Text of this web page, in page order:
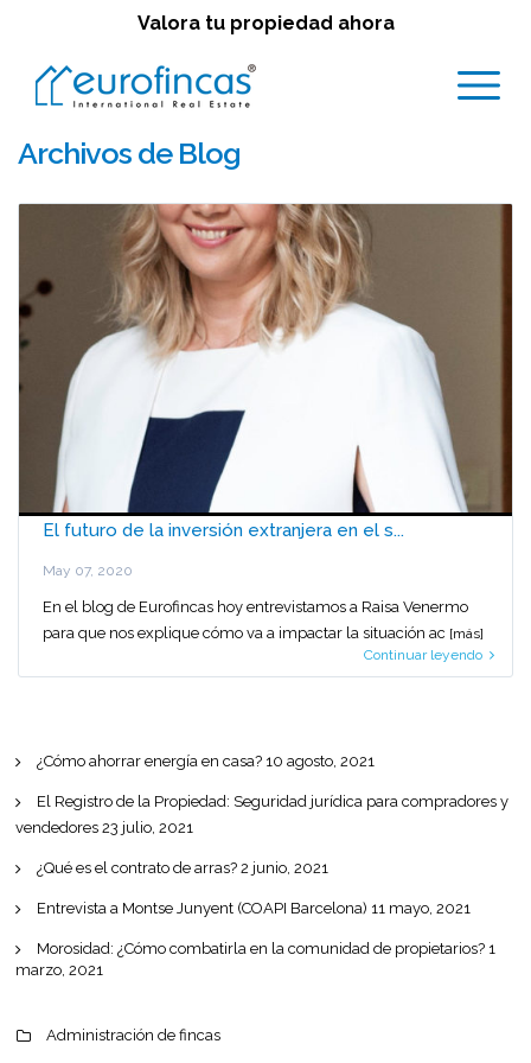
Valora tu propiedad ahora
Archivos de Blog
El futuro de la inversión extranjera en el s...
May 07, 2020
En el blog de Eurofincas hoy entrevistamos a Raisa Venermo
para que nos explique cómo va a impactar la situación ac [más]
Continuar leyendo
¿Cómo ahorrar energía en casa? 10 agosto, 2021
El Registro de la Propiedad: Seguridad jurídica para compradores y
vendedores 23 julio, 2021
¿Qué es el contrato de arras? 2 junio, 2021
Entrevista a Montse Junyent (COAPI Barcelona) 11 mayo, 2021
Morosidad: ¿Cómo combatirla en la comunidad de propietarios? 1
marzo, 2021
Administración de fincas